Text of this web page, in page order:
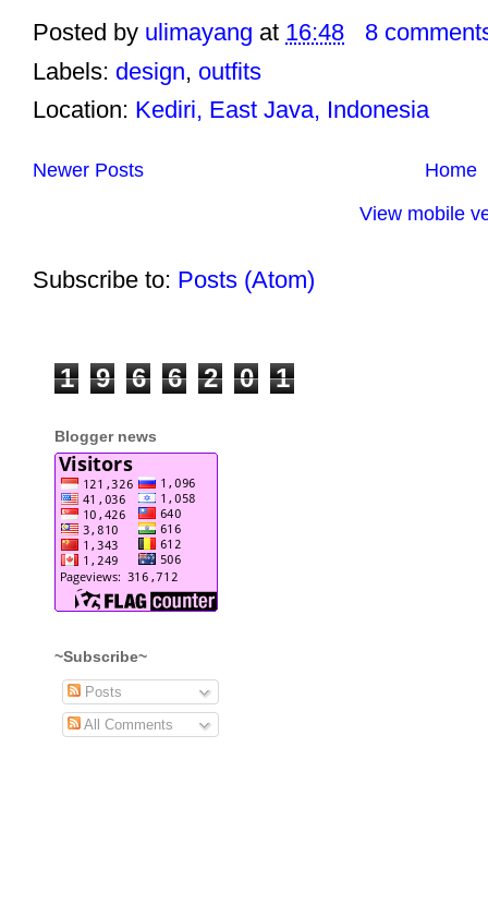
Posted by ulimayang at 16:48
8
Labels: design, outfits
Location: Kediri, East Java, Indonesia
Newer Posts
Home
View mobile
Subscribe to: Posts (Atom)
1 9 6 6 2 0 1
Blogger news
~Subscribe~
Posts
All Comments